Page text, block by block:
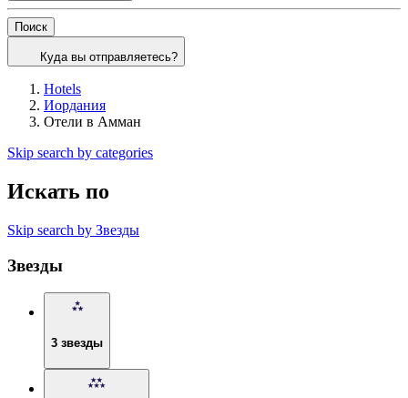
Поиск
Куда вы отправляетесь?
Hotels
Иордания
Отели в Амман
Skip search by categories
Искать по
Skip search by Звезды
Звезды
3 звезды